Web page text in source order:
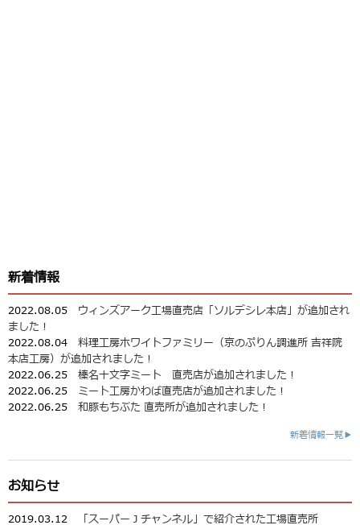
新着情報
2022.08.05 ウィンズアーク工場直売店「ソルデシレ本店」が追加され
ました！
2022.08.04 料理工房ホワイトファミリー（京のぷりん調進所 吉祥院
本店工房）が追加されました！
2022.06.25 榛名十文字ミート 直売店が追加されました！
2022.06.25 ミート工房かわば直売店が追加されました！
2022.06.25 和豚もちぶた 直売所が追加されました！
新着情報一覧▶
お知らせ
2019.03.12 「スーパーＪチャンネル」で紹介された工場直売所